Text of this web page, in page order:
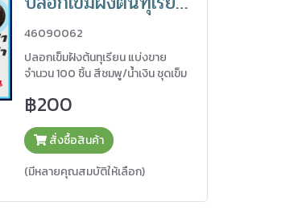
46090062
ปลอกเข็มฝังต้นทุเรียน แบ่งขาย
จำนวน 100 ชิ้น สีชมพู/น้ำเงิน ชุดเข็ม
฿200
สั่งซื้อสินค้า
(มีหลายคุณสมบัติให้เลือก)